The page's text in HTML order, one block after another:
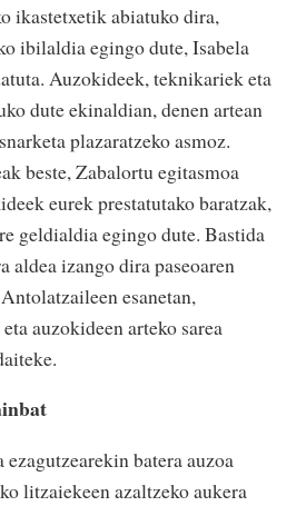
ikastetxetik abiatuko dira,
ibilaldia egingo dute, Isabela
Auzokideek, teknikariek eta
dute ekinaldian, denen artean
plazaratzeko asmoz.
beste, Zabalortu egitasmoa
eurek prestatutako baratzak,
geldialdia egingo dute. Bastida
aldea izango dira paseoaren
esanetan,
auzokideen arteko sarea
daiteke.
batera auzoa
litzaiekeen azaltzeko aukera